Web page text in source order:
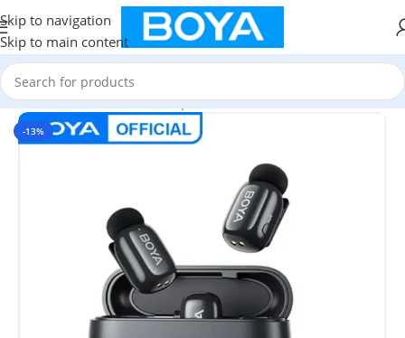
Skip to navigation
Skip to main content
Home/Mini Wireless Microphone
-13%